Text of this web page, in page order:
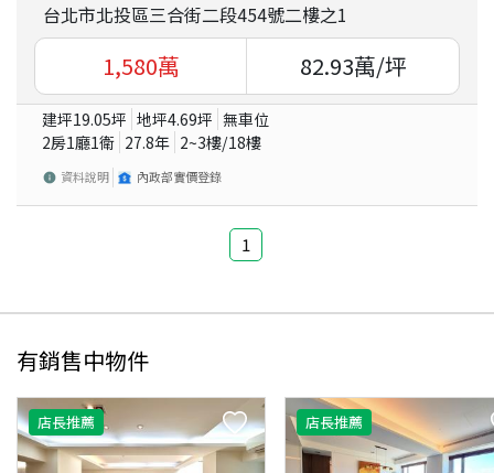
台北市北投區三合街二段454號二樓之1
1,580萬 82.93萬/坪
建坪19.05坪 地坪4.69坪 無車位
2房1廳1衛 27.8年 2~3樓/18樓
資料說明 內政部實價登錄
1
有銷售中物件
店長推薦 店長推薦